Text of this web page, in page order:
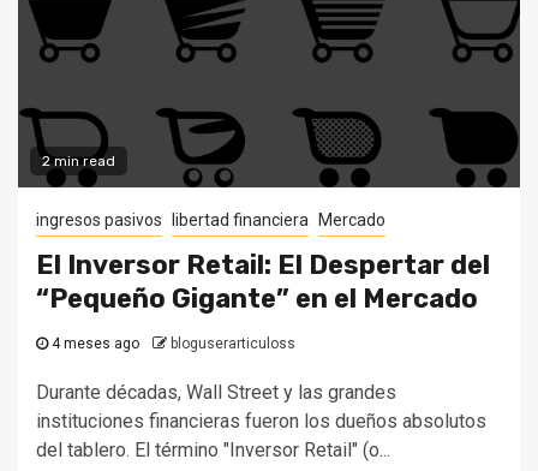
2 min read
ingresos pasivos libertad financiera Mercado
El Inversor Retail: El Despertar del
“Pequeño Gigante” en el Mercado
4 meses ago bloguserarticuloss
Durante décadas, Wall Street y las grandes
instituciones financieras fueron los dueños absolutos
del tablero. El término "Inversor Retail" (o...